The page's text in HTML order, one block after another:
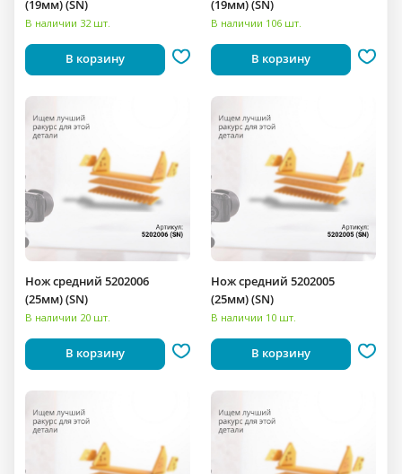
(19мм) (SN)
В наличии 32 шт.
В корзину
(19мм) (SN)
В наличии 106 шт.
В корзину
Нож средний 5202006
(25мм) (SN)
В наличии 20 шт.
В корзину
Нож средний 5202005
(25мм) (SN)
В наличии 10 шт.
В корзину